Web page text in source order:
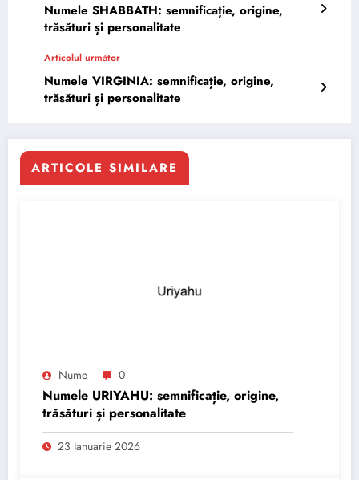
Numele SHABBATH: semnificație, origine,
trăsături și personalitate
Articolul următor
Numele VIRGINIA: semnificație, origine,
trăsături și personalitate
ARTICOLE SIMILARE
Nume 0
Numele URIYAHU: semnificație, origine,
trăsături și personalitate
23 Ianuarie 2026